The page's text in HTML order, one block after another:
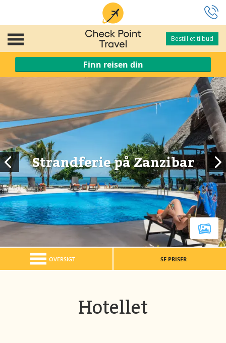
Bestill et tilbud
Bestill et tilbud
Finn reisen din
Strandferie på Zanzibar
OVERSIGT SE PRISER
Hotellet